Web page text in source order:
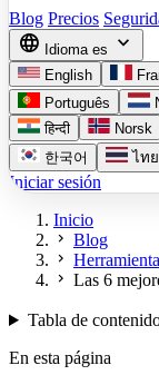
Blog Precios
language Idioma es expand_more
English
Português
हिन्दी
Norsk
한국어
ไทย
Iniciar sesión
Inicio
chevron_right Blog
chevron_right
chevron_right Las 6
Tabla de
En esta página